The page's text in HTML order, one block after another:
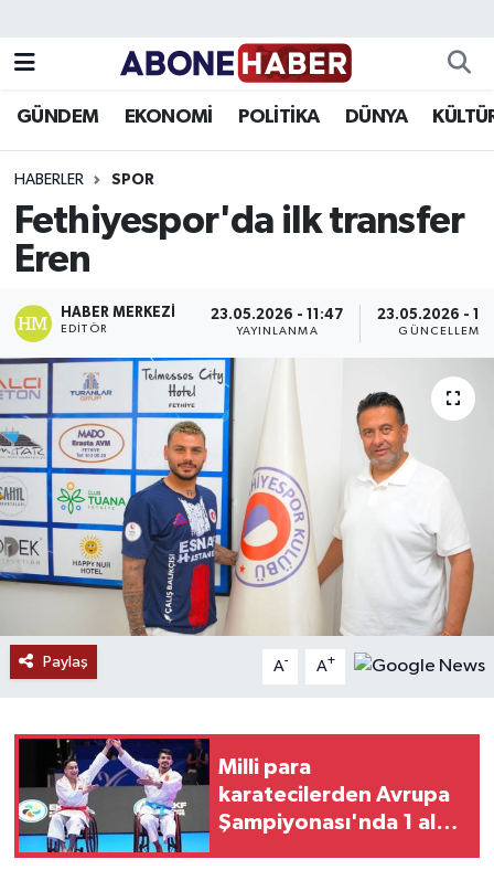
GÜNDEM EKONOMİ POLİTİKA DÜNYA
HABERLER SPOR
Fethiyespor'da ilk transfer
Eren
HABER MERKEZI
EDITÖR
23.05.2026 - 11:47
YAYINLANMA
23.05.2026 -
GÜNCELLEME
Paylaş A- A+
Milli para
karatecilerden Avrupa
Şampiyonası'nda 1 altın
Asayiş
Bilim ve Teknoloji
Çevre
Dünya
Eğitim
Ekonomi
Genel
Gündem
Kültür Sanat
Magazin
Süper Lig Puan Durumu ve Fikstür
Tüm Manşetler
Son Dakika Haberleri
Haber Arşivi